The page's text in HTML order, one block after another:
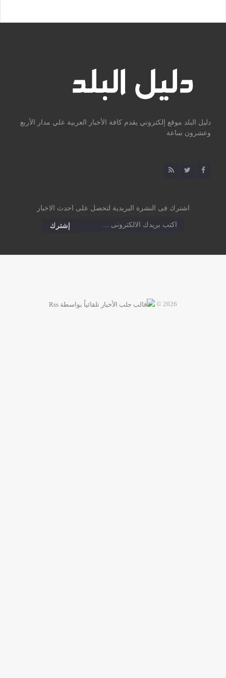
دليل البلد موقع إلكتروني يقدم كافة الأخبار العربية علي مدار الأربع
وعشرون ساعة
اشترك فى النشرة البريدية لتحصل على احدث الاخبار
2026 ©